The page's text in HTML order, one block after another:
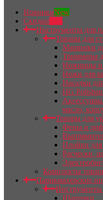
НовинкиNew
Скидки
Инструменты для
Товары для
Машинки
Триммеры
Ножницы
Ножи для
Насадки
HG
масло,
Товары для
Фены и
Плойки для
Расчески,
Комплекты
Парикмахерские
Инструменты
Шапочки